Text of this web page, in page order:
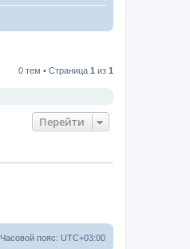
0 тем • Страница 1 из 1
Перейти
Часовой пояс: UTC+03:00